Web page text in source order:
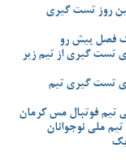
روز تست گیری
فصل پیش رو
تست گیری از تیم زیر
تست گیری تیم
تیم فوتبال مس کرمان
ملی نوجوانان
یک